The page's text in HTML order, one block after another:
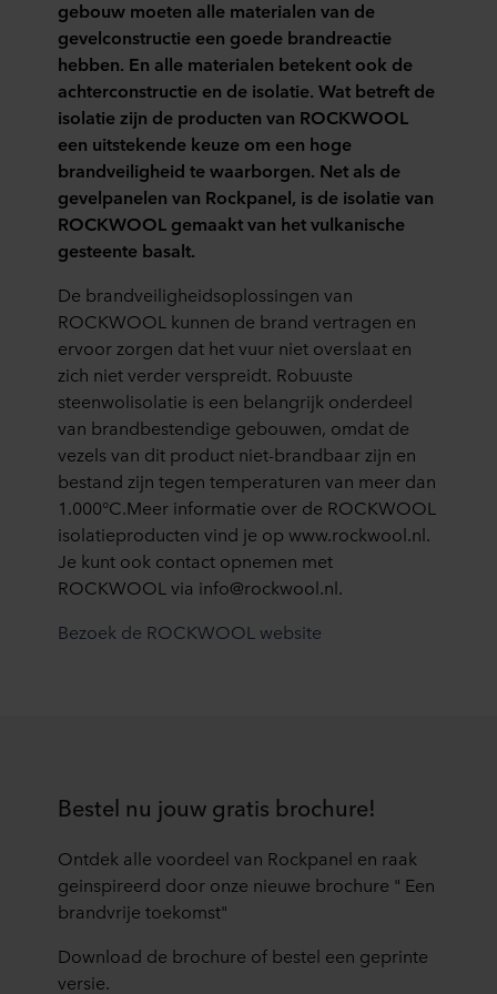
en
hoger,
het
Verenigd
Koninkrijk
18
meter
en
hoger,
België
25
meter
en
hoger
etc.)
valt
niet
te
betwisten
dat
de
risico’s
zodra
bereikt
scholen,
hotels,
studentenwoningen:
al
en
vergelijkbare
gebouwen
vallen
onder
de
definitie
van
gebouwen
met
een
hoog
risico
-
profiel.
Dit
zijn
waar
moeten
verzorgd
en/of
niet
of
gemakkelijk
ook
voor
midden-
en
laagbouw
het
gebruik
van
niet-
brandbare
materialen
aan,
als
meest
veilige
optie.
toekomstige
gebruik
van
een
gebouw.
Een
structuur
die
vandaag
niet
beschouwd
als
een
gebouw
met
een
hoog
risico,
kan
er
over
tien
wel
ervan
Bijvoorbeeld
van
een
tot
gebouw moeten alle materialen van de
gevelconstructie een goede brandreactie
hebben. En alle materialen betekent ook de
achterconstructie en de isolatie. Wat betreft de
isolatie zijn de producten van ROCKWOOL
een uitstekende keuze om een hoge
brandveiligheid te waarborgen. Net als de
gevelpanelen van Rockpanel, is de isolatie van
ROCKWOOL gemaakt van het vulkanische
gesteente basalt.
De brandveiligheidsoplossingen van
ROCKWOOL kunnen de brand vertragen en
ervoor zorgen dat het vuur niet overslaat en
zich niet verder verspreidt. Robuuste
steenwolisolatie is een belangrijk onderdeel
van brandbestendige gebouwen, omdat de
vezels van dit product niet-brandbaar zijn en
bestand zijn tegen temperaturen van meer dan
1.000°C.Meer informatie over de ROCKWOOL
isolatieproducten vind je op www.rockwool.nl.
Je kunt ook contact opnemen met
ROCKWOOL via info@rockwool.nl.
Bezoek de ROCKWOOL website
Bestel nu jouw gratis brochure!
Ontdek alle voordeel van Rockpanel en raak
geinspireerd door onze nieuwe brochure " Een
brandvrije toekomst"
Download de brochure of bestel een geprinte
versie.